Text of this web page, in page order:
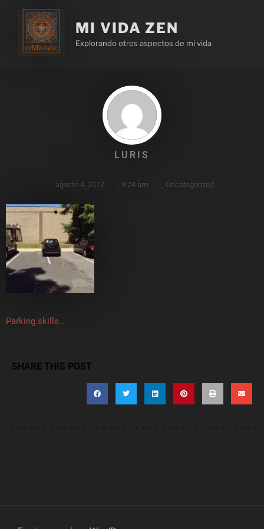
MI VIDA ZEN
Explorando otros aspectos de mi vida
LURIS
agosto 4, 2012 9:24 am Uncategorized
Parking skills…
SHARE THIS POST